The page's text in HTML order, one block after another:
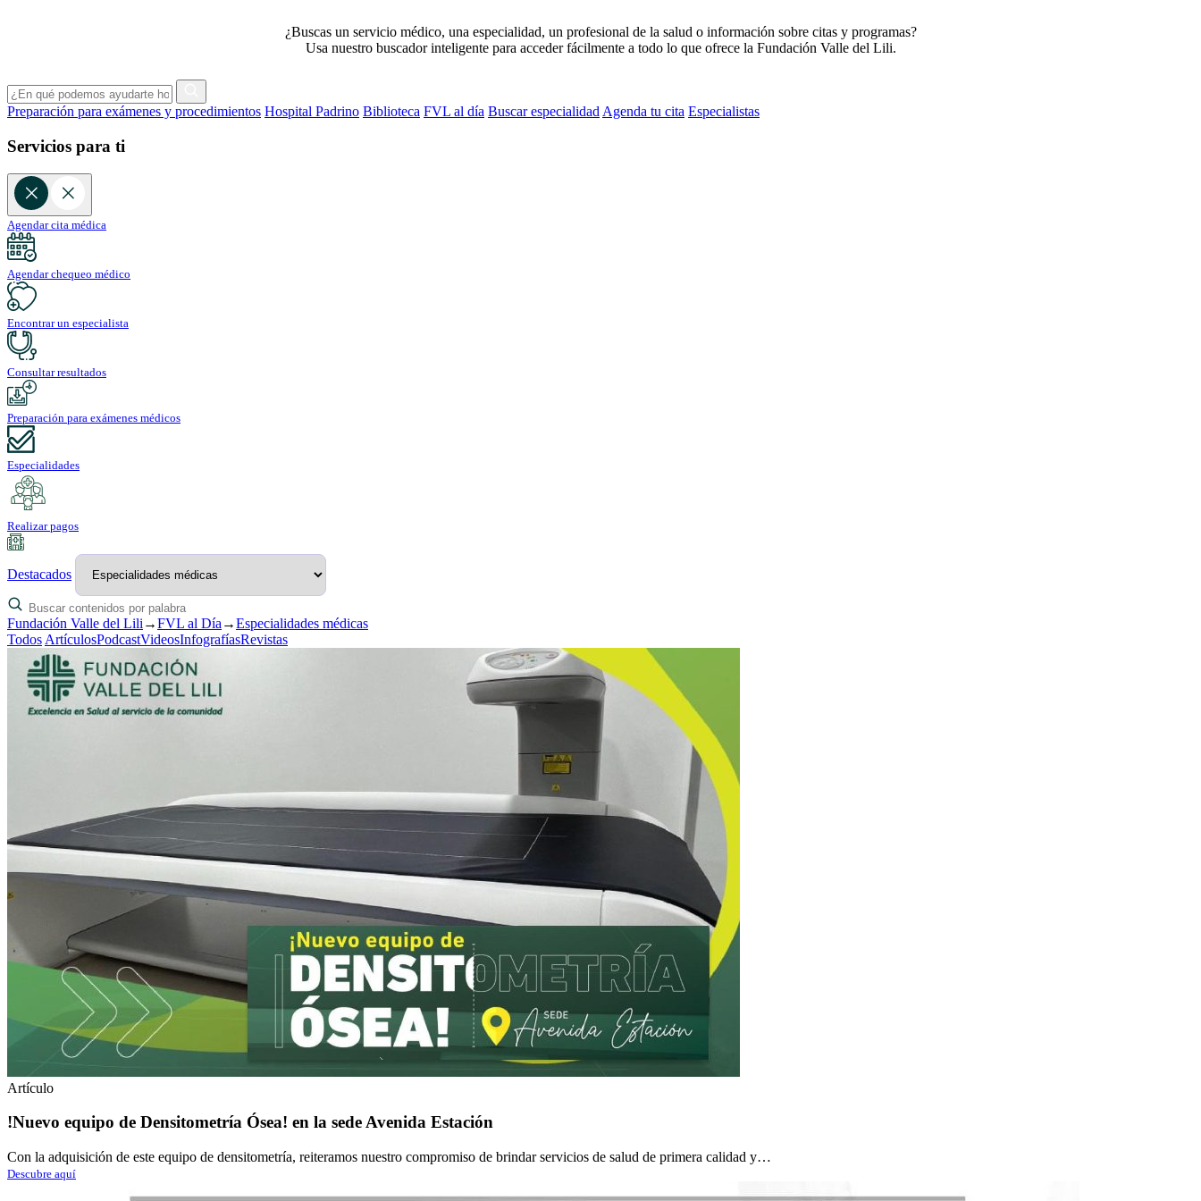
¿Buscas un servicio médico, una especialidad, un profesional de la salud o información sobre citas y programas?
Usa nuestro buscador inteligente para acceder fácilmente a todo lo que ofrece la Fundación Valle del Lili.
Preparación para exámenes y procedimientos Hospital Padrino Biblioteca FVL al día Buscar especialidad Agenda tu cita Especialistas
Servicios para ti
Agendar cita médica
Agendar chequeo médico
Encontrar un especialista
Consultar resultados
Preparación para exámenes médicos
Especialidades
Realizar pagos
Destacados
Fundación Valle del Lili →FVL al Día →Especialidades médicas
Todos ArtículosPodcastVideosInfografíasRevistas
Artículo
!Nuevo equipo de Densitometría Ósea! en la sede Avenida Estación
Con la adquisición de este equipo de densitometría, reiteramos nuestro compromiso de brindar servicios de salud de primera calidad y…
Descubre aquí